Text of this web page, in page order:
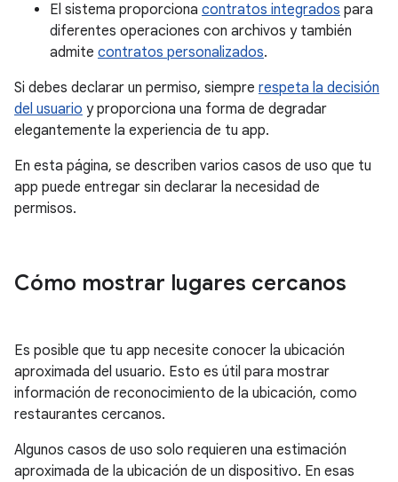
El sistema proporciona contratos integrados para
diferentes operaciones con archivos y también
admite contratos personalizados.
Si debes declarar un permiso, siempre respeta la decisión
del usuario y proporciona una forma de degradar
elegantemente la experiencia de tu app.
En esta página, se describen varios casos de uso que tu
app puede entregar sin declarar la necesidad de
permisos.
Cómo mostrar lugares cercanos
Es posible que tu app necesite conocer la ubicación
aproximada del usuario. Esto es útil para mostrar
información de reconocimiento de la ubicación, como
restaurantes cercanos.
Algunos casos de uso solo requieren una estimación
aproximada de la ubicación de un dispositivo. En esas